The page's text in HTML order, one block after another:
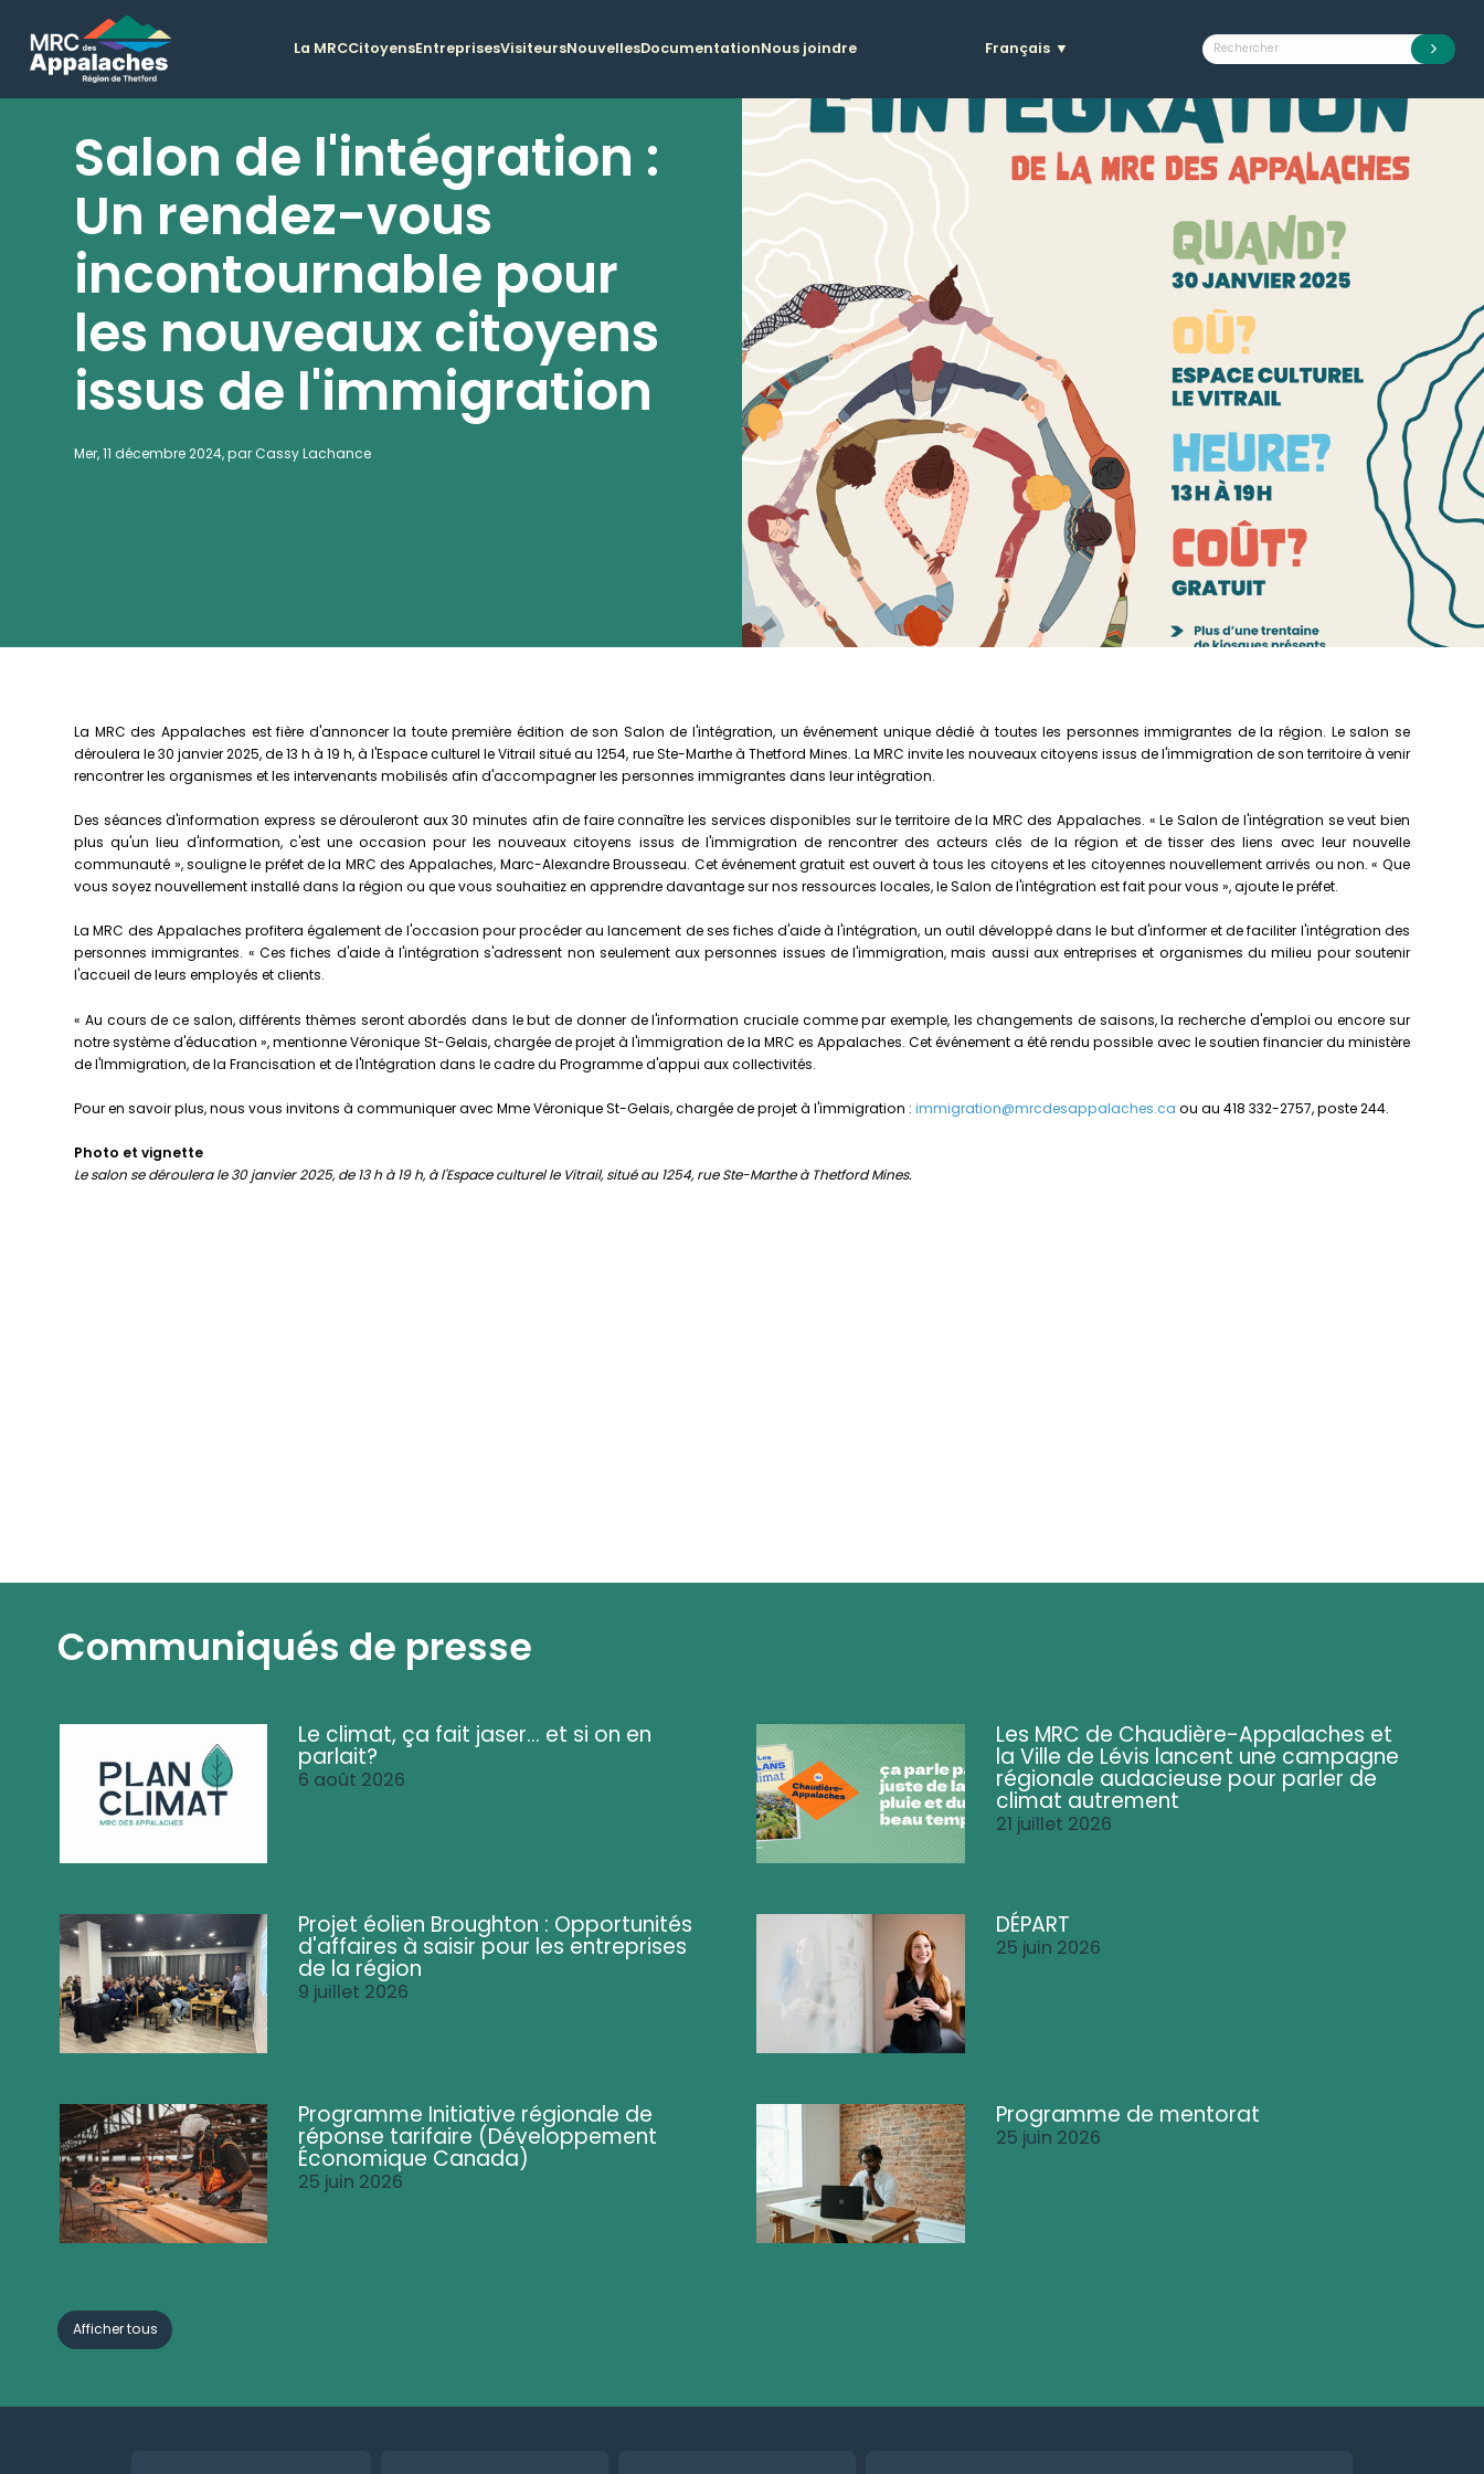
La MRCCitoyensEntreprisesVisiteursNouvellesDocumentationNous joindre Français ▼
Salon de l'intégration :
Un rendez-vous
incontournable pour
les nouveaux citoyens
issus de l'immigration
Mer, 11 décembre 2024, par Cassy Lachance
La MRC des Appalaches est fière d'annoncer la toute première édition de son Salon de l'intégration, un événement unique dédié à toutes les personnes immigrantes de la région. Le salon se
déroulera le 30 janvier 2025, de 13 h à 19 h, à l'Espace culturel le Vitrail situé au 1254, rue Ste-Marthe à Thetford Mines. La MRC invite les nouveaux citoyens issus de l'immigration de son territoire à venir
rencontrer les organismes et les intervenants mobilisés afin d'accompagner les personnes immigrantes dans leur intégration.
Des séances d'information express se dérouleront aux 30 minutes afin de faire connaître les services disponibles sur le territoire de la MRC des Appalaches. « Le Salon de l'intégration se veut bien
plus qu'un lieu d'information, c'est une occasion pour les nouveaux citoyens issus de l'immigration de rencontrer des acteurs clés de la région et de tisser des liens avec leur nouvelle
communauté », souligne le préfet de la MRC des Appalaches, Marc-Alexandre Brousseau. Cet événement gratuit est ouvert à tous les citoyens et les citoyennes nouvellement arrivés ou non. « Que
vous soyez nouvellement installé dans la région ou que vous souhaitiez en apprendre davantage sur nos ressources locales, le Salon de l'intégration est fait pour vous », ajoute le préfet.
La MRC des Appalaches profitera également de l'occasion pour procéder au lancement de ses fiches d'aide à l'intégration, un outil développé dans le but d'informer et de faciliter l'intégration des
personnes immigrantes. « Ces fiches d'aide à l'intégration s'adressent non seulement aux personnes issues de l'immigration, mais aussi aux entreprises et organismes du milieu pour soutenir
l'accueil de leurs employés et clients.
« Au cours de ce salon, différents thèmes seront abordés dans le but de donner de l'information cruciale comme par exemple, les changements de saisons, la recherche d'emploi ou encore sur
notre système d'éducation », mentionne Véronique St-Gelais, chargée de projet à l'immigration de la MRC es Appalaches. Cet événement a été rendu possible avec le soutien financier du ministère
de l'Immigration, de la Francisation et de l'Intégration dans le cadre du Programme d'appui aux collectivités.
Pour en savoir plus, nous vous invitons à communiquer avec Mme Véronique St-Gelais, chargée de projet à l'immigration :immigration@mrcdesappalaches.ca ou au 418 332-2757, poste 244.
Photo et vignette
Le salon se déroulera le 30 janvier 2025, de 13 h à 19 h, à l'Espace culturel le Vitrail, situé au 1254, rue Ste-Marthe à Thetford Mines.
Communiqués de presse
Le climat, ça fait jaser... et si on en
parlait?
6 août 2026
Les MRC de Chaudière-Appalaches et
la Ville de Lévis lancent une campagne
régionale audacieuse pour parler de
climat autrement
21 juillet 2026
Projet éolien Broughton : Opportunités
d'affaires à saisir pour les entreprises
de la région
9 juillet 2026
DÉPART
25 juin 2026
Programme Initiative régionale de
réponse tarifaire (Développement
Économique Canada)
25 juin 2026
Programme de mentorat
25 juin 2026
Afficher tous